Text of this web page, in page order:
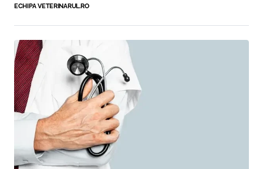
ECHIPA VETERINARUL.RO